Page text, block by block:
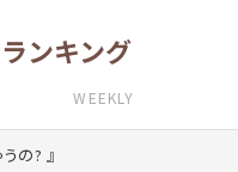
ンキング
WEEKLY
の?